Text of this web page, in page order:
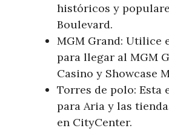
históricos y
Boulevard.
MGM Grand: Utilice
para llegar al MGM
Casino y Showcase
Torres de polo: Esta
para Aria y las
en CityCenter.